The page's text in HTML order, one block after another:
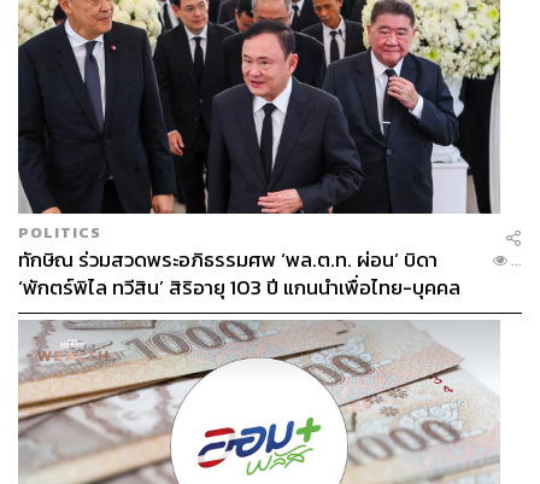
POLITICS
ทักษิณ ร่วมสวดพระอภิธรรมศพ ‘พล.ต.ท. ผ่อน’ บิดา
‘พักตร์พิไล ทวีสิน’ สิริอายุ 103 ปี แกนนำเพื่อไทย-บุคคล
หลากวงการร่วมอาลัย
...